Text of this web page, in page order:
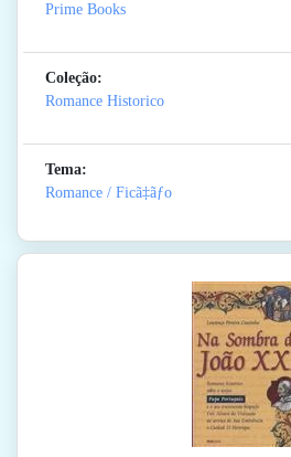
Prime Books
Coleção:
Romance Historico
Tema:
Romance / Ficã‡ãƒo